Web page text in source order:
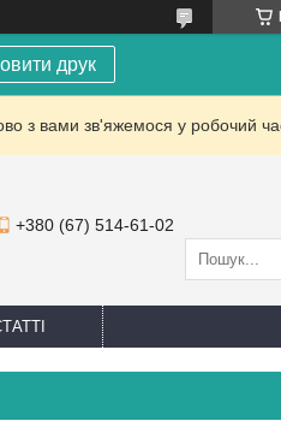
друк
з вами зв'яжемося у робочий
+380 (67) 514-61-02